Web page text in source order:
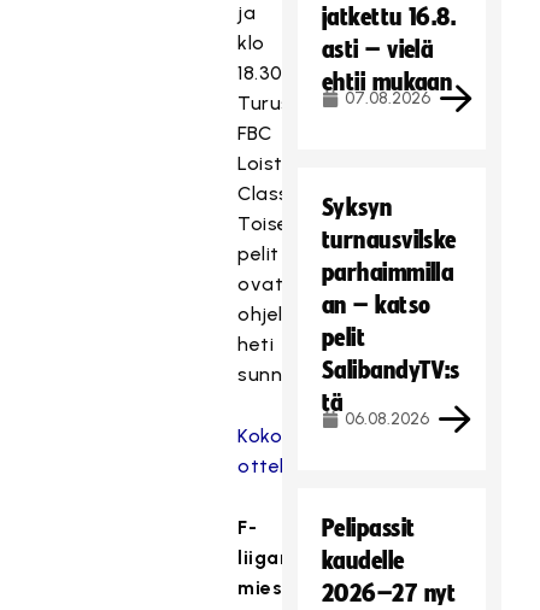
ja
klo
18.30
Turussa
FBC
Loisto–
Classic.
Toiset
pelit
ovat
ohjelmassa
heti
sunnuntaina.
Koko
otteluohjelma
F-
liigan
miesten
jatkettu 16.8.
asti – vielä
ehtii mukaan
07.08.2026
Syksyn
turnausvilske
parhaimmilla
an – katso
pelit
SalibandyTV:s
tä
06.08.2026
Pelipassit
kaudelle
2026–27 nyt